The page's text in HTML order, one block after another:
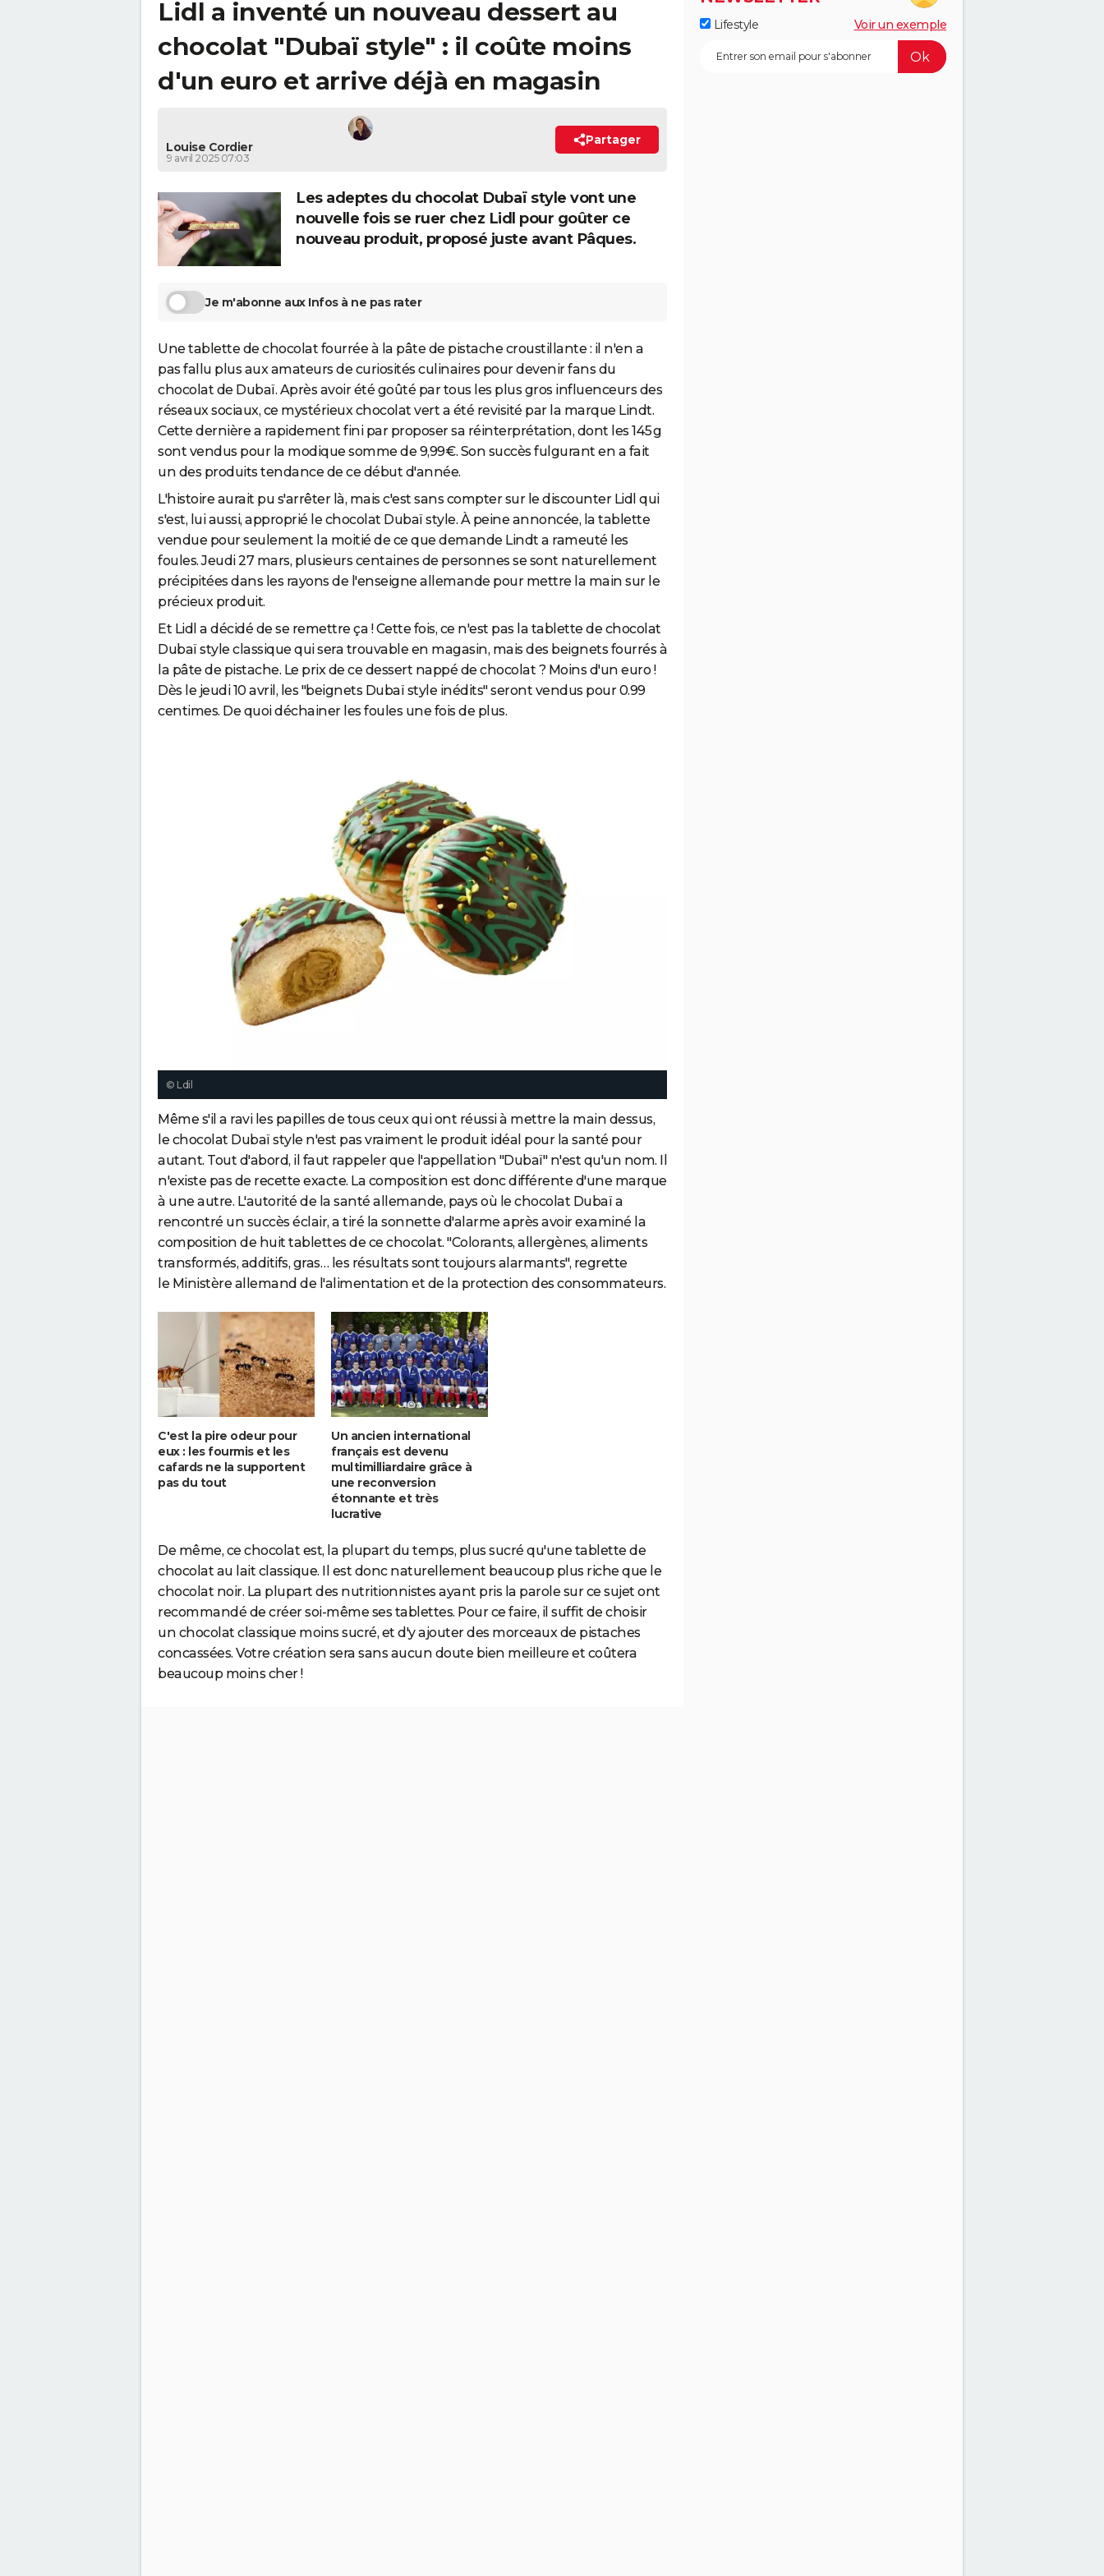
Lidl a inventé un nouveau dessert au
chocolat "Dubaï style" : il coûte moins
d'un euro et arrive déjà en magasin
Louise Cordier
9 avril 2025 07:03
Partager
Les adeptes du chocolat Dubaï style vont une
nouvelle fois se ruer chez Lidl pour goûter ce
nouveau produit, proposé juste avant Pâques.
Je m'abonne aux Infos à ne pas rater
Une tablette de chocolat fourrée à la pâte de pistache croustillante : il n'en a
pas fallu plus aux amateurs de curiosités culinaires pour devenir fans du
chocolat de Dubaï. Après avoir été goûté par tous les plus gros influenceurs des
réseaux sociaux, ce mystérieux chocolat vert a été revisité par la marque Lindt.
Cette dernière a rapidement fini par proposer sa réinterprétation, dont les 145 g
sont vendus pour la modique somme de 9,99 €. Son succès fulgurant en a fait
un des produits tendance de ce début d'année.
L'histoire aurait pu s'arrêter là, mais c'est sans compter sur le discounter Lidl qui
s'est, lui aussi, approprié le chocolat Dubaï style. À peine annoncée, la tablette
vendue pour seulement la moitié de ce que demande Lindt a rameuté les
foules. Jeudi 27 mars, plusieurs centaines de personnes se sont naturellement
précipitées dans les rayons de l'enseigne allemande pour mettre la main sur le
précieux produit.
Et Lidl a décidé de se remettre ça ! Cette fois, ce n'est pas la tablette de chocolat
Dubaï style classique qui sera trouvable en magasin, mais des beignets fourrés à
la pâte de pistache. Le prix de ce dessert nappé de chocolat ? Moins d'un euro !
Dès le jeudi 10 avril, les "beignets Dubaï style inédits" seront vendus pour 0.99
centimes. De quoi déchainer les foules une fois de plus.
© Ldil
Même s'il a ravi les papilles de tous ceux qui ont réussi à mettre la main dessus,
le chocolat Dubaï style n'est pas vraiment le produit idéal pour la santé pour
autant. Tout d'abord, il faut rappeler que l'appellation "Dubaï" n'est qu'un nom. Il
n'existe pas de recette exacte. La composition est donc différente d'une marque
à une autre. L'autorité de la santé allemande, pays où le chocolat Dubaï a
rencontré un succès éclair, a tiré la sonnette d'alarme après avoir examiné la
composition de huit tablettes de ce chocolat. "Colorants, allergènes, aliments
transformés, additifs, gras… les résultats sont toujours alarmants", regrette
le Ministère allemand de l'alimentation et de la protection des consommateurs.
C'est la pire odeur pour
eux : les fourmis et les
cafards ne la supportent
pas du tout
Un ancien international
français est devenu
multimilliardaire grâce à
une reconversion
étonnante et très
lucrative
De même, ce chocolat est, la plupart du temps, plus sucré qu'une tablette de
chocolat au lait classique. Il est donc naturellement beaucoup plus riche que le
chocolat noir. La plupart des nutritionnistes ayant pris la parole sur ce sujet ont
recommandé de créer soi-même ses tablettes. Pour ce faire, il suffit de choisir
un chocolat classique moins sucré, et d'y ajouter des morceaux de pistaches
concassées. Votre création sera sans aucun doute bien meilleure et coûtera
beaucoup moins cher !
Lifestyle Voir un exemple